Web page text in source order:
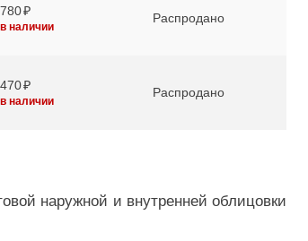
наличии
Распродано
наличии
Распродано
наружной и внутренней облицовки